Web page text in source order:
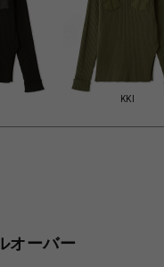
KKI
オーバー